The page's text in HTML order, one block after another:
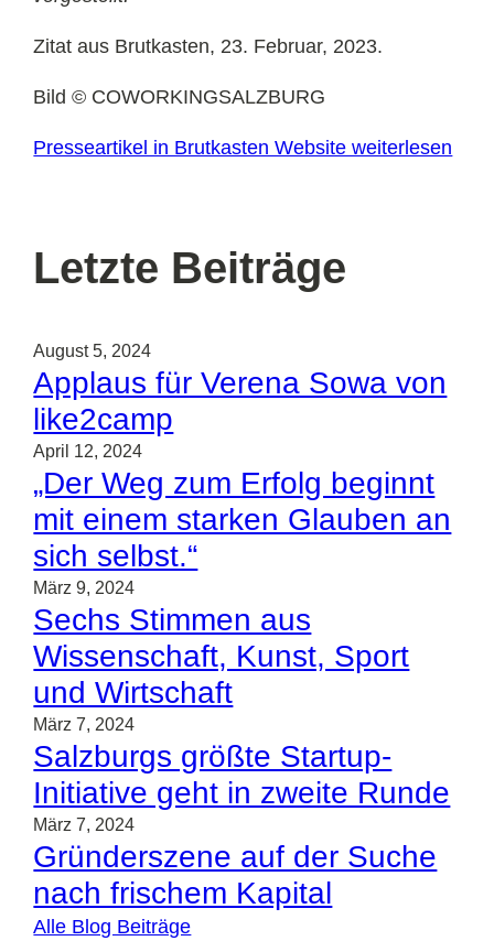
Zitat aus Brutkasten, 23. Februar, 2023.
Bild © COWORKINGSALZBURG
Presseartikel in Brutkasten Website weiterlesen
Letzte Beiträge
August 5, 2024
Applaus für Verena Sowa von
like2camp
April 12, 2024
„Der Weg zum Erfolg beginnt
mit einem starken Glauben an
sich selbst.“
März 9, 2024
Sechs Stimmen aus
Wissenschaft, Kunst, Sport
und Wirtschaft
März 7, 2024
Salzburgs größte Startup-
Initiative geht in zweite Runde
März 7, 2024
Gründerszene auf der Suche
nach frischem Kapital
Alle Blog Beiträge